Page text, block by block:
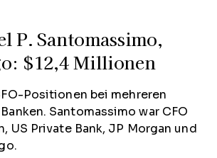
P. Santomassimo,
$12,4 Millionen
Positionen bei mehreren
Santomassimo war CFO
US Private Bank, JP Morgan und